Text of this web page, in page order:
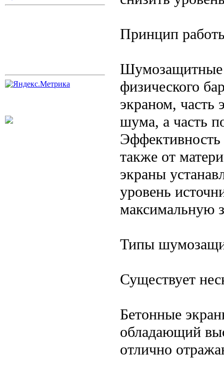
Принцип
Шумозащитные
физического
экраном, часть
шума, а часть
Эффективность
также от
экраны
уровень
максимальную
Типы
Существует
Бетонные
обладающий
отлично